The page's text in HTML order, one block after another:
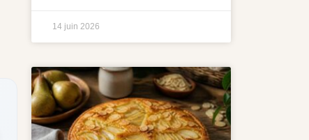
14 juin 2026